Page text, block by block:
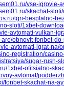
vse-
skachat-
igri-besplatno-
sloti/1xbet-
avtomati-vulkan-
obnovit-fonbet-
avtomati-igrat-na/
registration/
sugar-rush-
1xbet-ofitsialno-
avtomat/
fonbet-skachat-na-